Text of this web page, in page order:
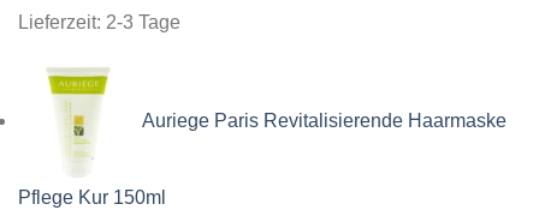
Lieferzeit: 2-3 Tage
Auriege Paris Revitalisierende Haarmaske
Pflege Kur 150ml